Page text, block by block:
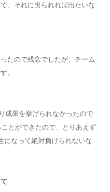
、それに出られれば出たいな
たので残念でしたが、チーム
。
成果を挙げられなかったので
とができたので、とりあえず
になって絶対負けられないな